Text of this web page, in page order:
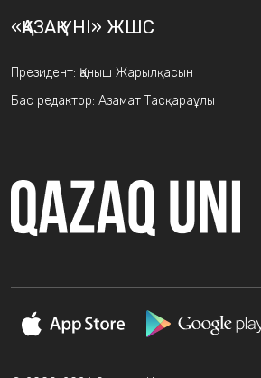
«ҚАЗАҚ ҮНІ» ЖШС
Президент: Қаныш Жарылқасын
Бас редактор: Азамат Тасқараұлы